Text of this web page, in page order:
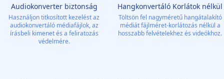
Audiokonverter biztonság
Használjon titkosított kezelést az
audiokonvertáló médiafájlok, az
írásbeli kimenet és a feliratozás
védelmére.
Hangkonvertáló Korlátok nélkül
Töltsön fel nagyméretű hangátalakító
médiát fájlméret-korlátozás nélkül a
hosszabb felvételekhez és videókhoz.